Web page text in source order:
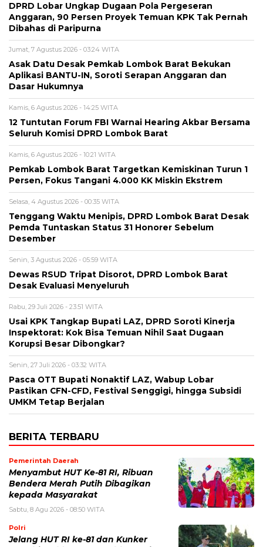
DPRD Lobar Ungkap Dugaan Pola Pergeseran
Anggaran, 90 Persen Proyek Temuan KPK Tak Pernah
Dibahas di Paripurna
Jumat, 7 Agustus 2026 - 03:24 WITA
Asak Datu Desak Pemkab Lombok Barat Bekukan
Aplikasi BANTU-IN, Soroti Serapan Anggaran dan
Dasar Hukumnya
Kamis, 6 Agustus 2026 - 14:25 WITA
12 Tuntutan Forum FBI Warnai Hearing Akbar Bersama
Seluruh Komisi DPRD Lombok Barat
Kamis, 6 Agustus 2026 - 10:21 WITA
Pemkab Lombok Barat Targetkan Kemiskinan Turun 1
Persen, Fokus Tangani 4.000 KK Miskin Ekstrem
Selasa, 4 Agustus 2026 - 00:35 WITA
Tenggang Waktu Menipis, DPRD Lombok Barat Desak
Pemda Tuntaskan Status 31 Honorer Sebelum
Desember
Senin, 3 Agustus 2026 - 05:59 WITA
Dewas RSUD Tripat Disorot, DPRD Lombok Barat
Desak Evaluasi Menyeluruh
Rabu, 29 Juli 2026 - 23:51 WITA
Usai KPK Tangkap Bupati LAZ, DPRD Soroti Kinerja
Inspektorat: Kok Bisa Temuan Nihil Saat Dugaan
Korupsi Besar Dibongkar?
Senin, 27 Juli 2026 - 03:32 WITA
Pasca OTT Bupati Nonaktif LAZ, Wabup Lobar
Pastikan CFN-CFD, Festival Senggigi, hingga Subsidi
UMKM Tetap Berjalan
BERITA TERBARU
Pemerintah Daerah
Menyambut HUT Ke-81 RI, Ribuan
Bendera Merah Putih Dibagikan
kepada Masyarakat
Sabtu, 8 Agu 2026 - 08:50 WITA
Polri
Jelang HUT RI ke-81 dan Kunker